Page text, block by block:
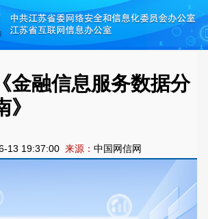
金融信息服务数据分
13 19:37:00 来源： 中国网信网